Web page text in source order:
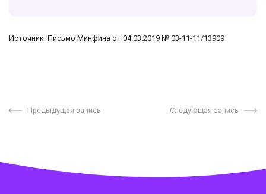
Источник: Письмо Минфина от 04.03.2019 № 03-11-11/13909
Предыдущая запись Следующая запись